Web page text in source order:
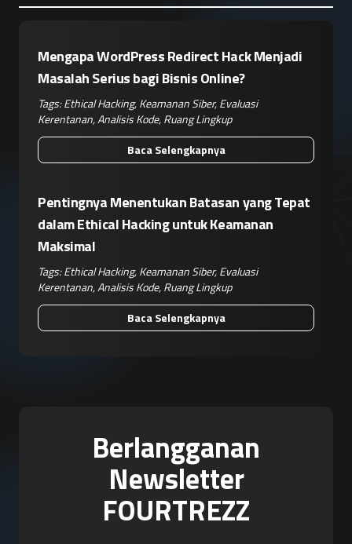
Mengapa WordPress Redirect Hack Menjadi
Masalah Serius bagi Bisnis Online?
Tags:Ethical Hacking,Keamanan Siber,Evaluasi
Kerentanan,Analisis Kode,Ruang Lingkup
Baca Selengkapnya
Pentingnya Menentukan Batasan yang Tepat
dalam Ethical Hacking untuk Keamanan
Maksimal
Tags:Ethical Hacking,Keamanan Siber,Evaluasi
Kerentanan,Analisis Kode,Ruang Lingkup
Baca Selengkapnya
Berlangganan
Newsletter
FOURTREZZ